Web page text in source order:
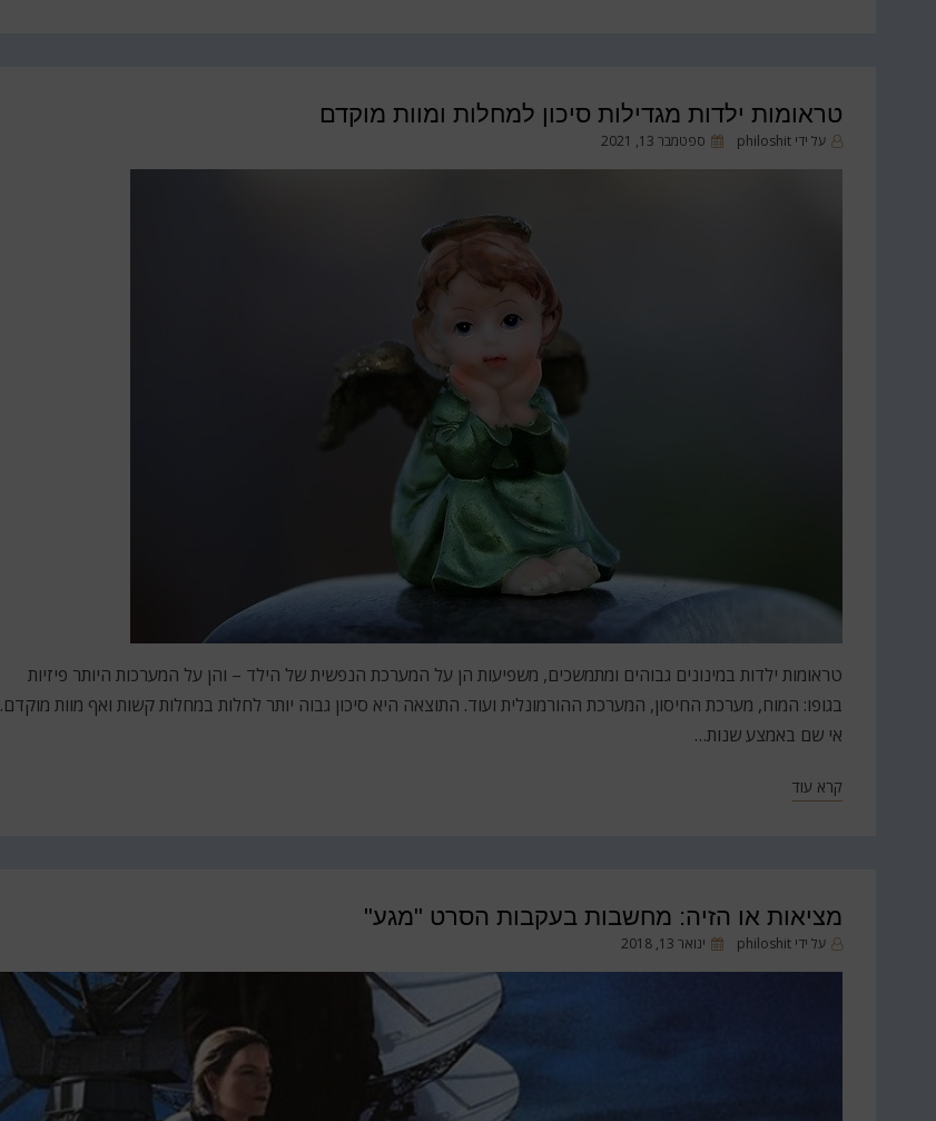
טראומות ילדות מגדילות סיכון למחלות ומוות מוקדם
על ידיphiloshit
פורסםספטמבר 13, 2021
טראומות ילדות במינונים גבוהים ומתמשכים, משפיעות הן על המערכת הנפשית של הילד – והן על המערכות היותר פיזיות
בגופו: המוח, מערכת החיסון, המערכת ההורמונלית ועוד. התוצאה היא סיכון גבוה יותר לחלות במחלות קשות ואף מוות מוקדם.
אי שם באמצע שנות…
קרא עוד
מציאות או הזיה: מחשבות בעקבות הסרט "מגע"
על ידיphiloshit
פורסם
ינואר 13, 2018